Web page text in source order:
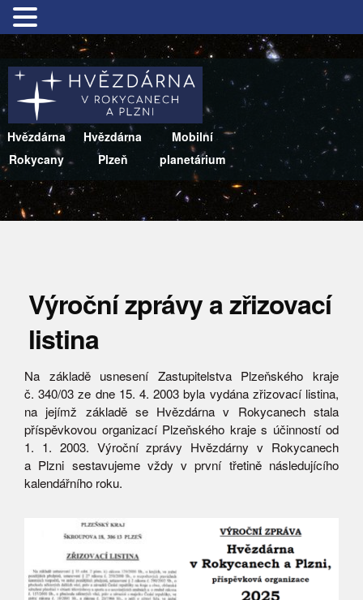
Hvězdárna
Rokycany
Hvězdárna
Plzeň
Mobilní
planetárium
Výroční zprávy a zřizovací
listina
Na základě usnesení Zastupitelstva Plzeňského kraje
č. 340/03 ze dne 15. 4. 2003 byla vydána zřizovací listina,
na jejímž základě se Hvězdárna v Rokycanech stala
příspěvkovou organizací Plzeňského kraje s účinností od
1. 1. 2003. Výroční zprávy Hvězdárny v Rokycanech
a Plzni sestavujeme vždy v první třetině následujícího
kalendářního roku.
Vyhledávání